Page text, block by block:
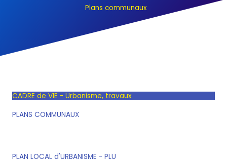
Plans communaux
CADRE de VIE - Urbanisme, travaux
PLANS COMMUNAUX
PLAN LOCAL d'URBANISME - PLU